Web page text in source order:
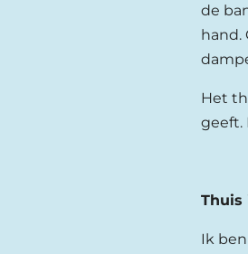
de
hand.
Het
geeft.
Thuis
Ik